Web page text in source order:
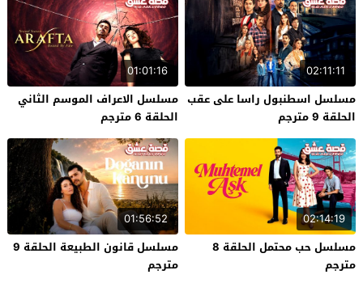
02:11:11
مسلسل اسطنبول راسا على عقب
الحلقة 9 مترجم
01:01:16
مسلسل الاعراف الموسم الثاني
الحلقة 6 مترجم
02:14:19
مسلسل حب محتمل الحلقة 8
مترجم
01:56:52
مسلسل قانون الطبيعة الحلقة 9
مترجم